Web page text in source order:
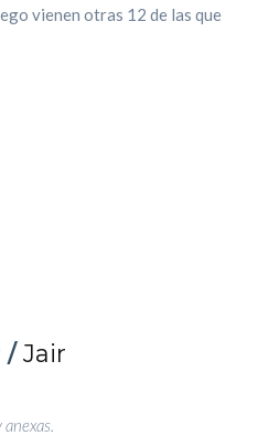
vienen otras 12 de las que
/Jair